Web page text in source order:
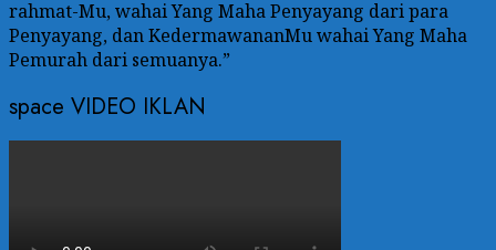
rahmat-Mu, wahai Yang Maha Penyayang dari para
Penyayang, dan KedermawananMu wahai Yang Maha
Pemurah dari semuanya.”
space VIDEO IKLAN